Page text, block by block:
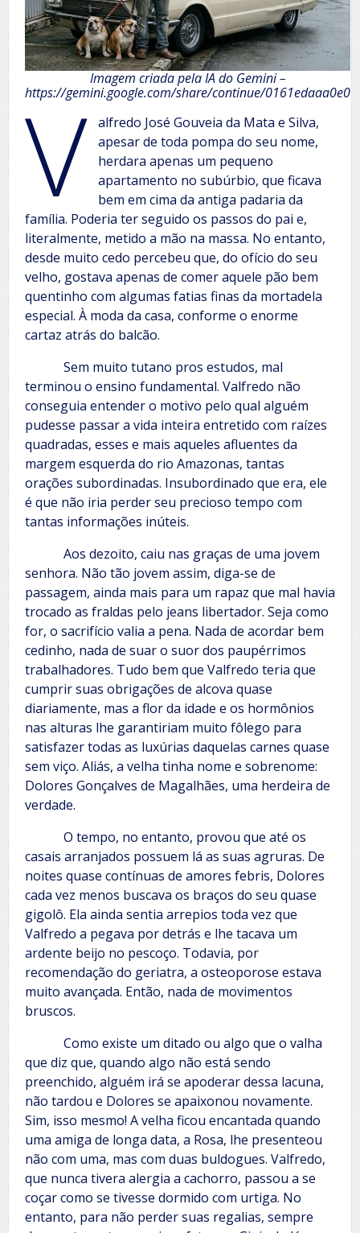
Imagem criada pela IA do Gemini –
https://gemini.google.com/share/continue/0161edaaa0e0
V
alfredo José Gouveia da Mata e Silva,
apesar de toda pompa do seu nome,
herdara apenas um pequeno
apartamento no subúrbio, que ficava
bem em cima da antiga padaria da
família. Poderia ter seguido os passos do pai e,
literalmente, metido a mão na massa. No entanto,
desde muito cedo percebeu que, do ofício do seu
velho, gostava apenas de comer aquele pão bem
quentinho com algumas fatias finas da mortadela
especial. À moda da casa, conforme o enorme
cartaz atrás do balcão.
Sem muito tutano pros estudos, mal
terminou o ensino fundamental. Valfredo não
conseguia entender o motivo pelo qual alguém
pudesse passar a vida inteira entretido com raízes
quadradas, esses e mais aqueles afluentes da
margem esquerda do rio Amazonas, tantas
orações subordinadas. Insubordinado que era, ele
é que não iria perder seu precioso tempo com
tantas informações inúteis.
Aos dezoito, caiu nas graças de uma jovem
senhora. Não tão jovem assim, diga-se de
passagem, ainda mais para um rapaz que mal havia
trocado as fraldas pelo jeans libertador. Seja como
for, o sacrifício valia a pena. Nada de acordar bem
cedinho, nada de suar o suor dos paupérrimos
trabalhadores. Tudo bem que Valfredo teria que
cumprir suas obrigações de alcova quase
diariamente, mas a flor da idade e os hormônios
nas alturas lhe garantiriam muito fôlego para
satisfazer todas as luxúrias daquelas carnes quase
sem viço. Aliás, a velha tinha nome e sobrenome:
Dolores Gonçalves de Magalhães, uma herdeira de
verdade.
O tempo, no entanto, provou que até os
casais arranjados possuem lá as suas agruras. De
noites quase contínuas de amores febris, Dolores
cada vez menos buscava os braços do seu quase
gigolô. Ela ainda sentia arrepios toda vez que
Valfredo a pegava por detrás e lhe tacava um
ardente beijo no pescoço. Todavia, por
recomendação do geriatra, a osteoporose estava
muito avançada. Então, nada de movimentos
bruscos.
Como existe um ditado ou algo que o valha
que diz que, quando algo não está sendo
preenchido, alguém irá se apoderar dessa lacuna,
não tardou e Dolores se apaixonou novamente.
Sim, isso mesmo! A velha ficou encantada quando
uma amiga de longa data, a Rosa, lhe presenteou
não com uma, mas com duas buldogues. Valfredo,
que nunca tivera alergia a cachorro, passou a se
coçar como se tivesse dormido com urtiga. No
entanto, para não perder suas regalias, sempre